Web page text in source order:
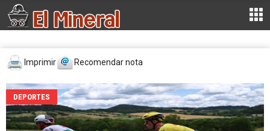
Imprimir Recomendar nota
DEPORTES